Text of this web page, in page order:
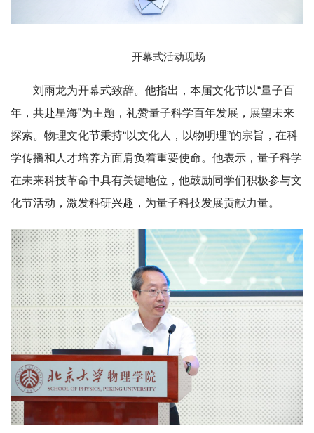
开幕式活动现场
刘雨龙为开幕式致辞。他指出，本届文化节以“量子百
年，共赴星海”为主题，礼赞量子科学百年发展，展望未来
探索。物理文化节秉持“以文化人，以物明理”的宗旨，在科
学传播和人才培养方面肩负着重要使命。他表示，量子科学
在未来科技革命中具有关键地位，他鼓励同学们积极参与文
化节活动，激发科研兴趣，为量子科技发展贡献力量。